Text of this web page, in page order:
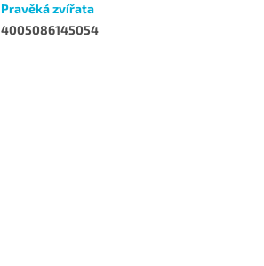
Pravěká zvířata
4005086145054